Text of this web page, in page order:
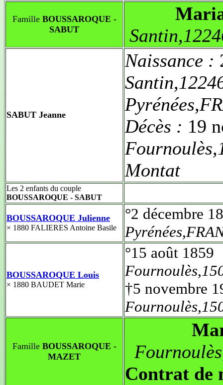
FamilleBOUSSAROQUE -
SABUT
SABUT Jeanne
Naissance :
Décès : 19
Montat
Les 2 enfants du couple
BOUSSAROQUE - SABUT
BOUSSAROQUE Julienne
× 1880 FALIERES Antoine Basile
°2 décembre
BOUSSAROQUE Louis
× 1880 BAUDET Marie
°15 août 1859
†5 novembre
FamilleBOUSSAROQUE -
MAZET
Contrat de